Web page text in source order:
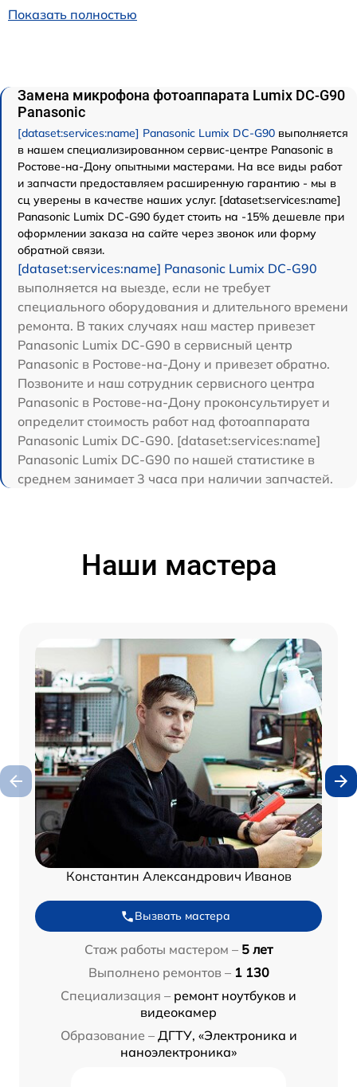
Показать полностью
Замена микрофона фотоаппарата Lumix DC-G90
Panasonic
[dataset:services:name] Panasonic Lumix DC-G90 выполняется
в нашем специализированном сервис-центре Panasonic в
Ростове-на-Дону опытными мастерами. На все виды работ
и запчасти предоставляем расширенную гарантию - мы в
сц уверены в качестве наших услуг. [dataset:services:name]
Panasonic Lumix DC-G90 будет стоить на -15% дешевле при
оформлении заказа на сайте через звонок или форму
обратной связи.
[dataset:services:name] Panasonic Lumix DC-G90
выполняется на выезде, если не требует
специального оборудования и длительного времени
ремонта. В таких случаях наш мастер привезет
Panasonic Lumix DC-G90 в сервисный центр
Panasonic в Ростове-на-Дону и привезет обратно.
Позвоните и наш сотрудник сервисного центра
Panasonic в Ростове-на-Дону проконсультирует и
определит стоимость работ над фотоаппарата
Panasonic Lumix DC-G90. [dataset:services:name]
Panasonic Lumix DC-G90 по нашей статистике в
среднем занимает 3 часа при наличии запчастей.
Наши мастера
Константин Александрович Иванов
Вызвать мастера
Стаж работы мастером – 5 лет
Выполнено ремонтов – 1 130
Специализация – ремонт ноутбуков и
видеокамер
Образование – ДГТУ, «Электроника и
наноэлектроника»